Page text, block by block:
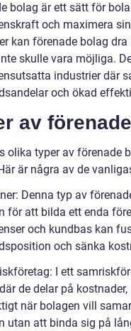
bolag är ett sätt för
och maximera
kan förenade bolag
skulle vara möjliga.
industrier där
och ökad
av
olika typer av förenade
är några av de
Denna typ av
för att bilda ett enda
och kundbas kan
och sänka
I ett
de delar på
när bolagen vill
utan att binda sig på